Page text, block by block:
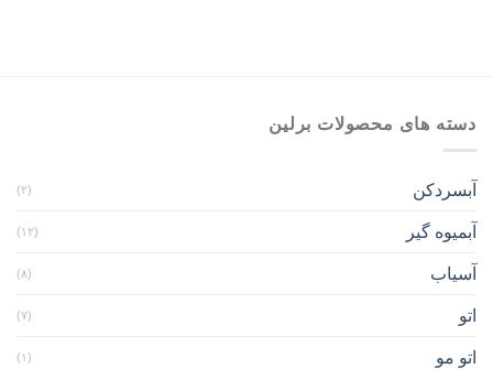
دسته های محصولات برلین
آبسردکن (۲)
آبمیوه گیر (۱۲)
آسیاب (۸)
اتو (۷)
اتو مو (۱)